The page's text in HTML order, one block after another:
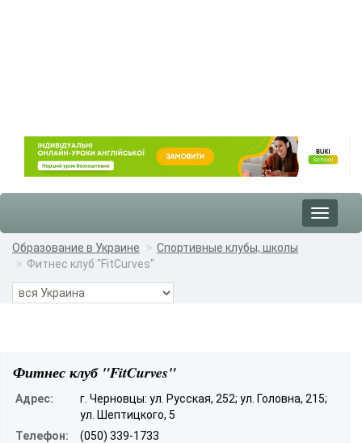
Toggle
Образование в Украине
Спортивные клубы, школы
Фитнес клуб "FitCurves"
Фитнес клуб "FitCurves"
Адрес:
г. Черновцы: ул. Русская, 252; ул. Головна, 215;
ул. Шептицкого, 5
Телефон:
(050) 339-1733